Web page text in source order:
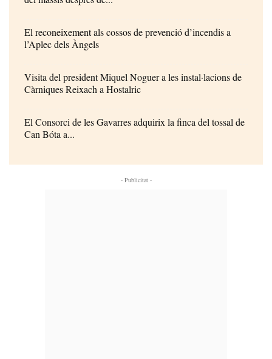
El reconeixement als cossos de prevenció d’incendis a
l’Aplec dels Àngels
Visita del president Miquel Noguer a les instal·lacions de
Càrniques Reixach a Hostalric
El Consorci de les Gavarres adquirix la finca del tossal de
Can Bóta a...
- Publicitat -